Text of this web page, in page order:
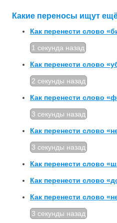
Какие переносы ищут
Как перенести слово
1 секунда назад
Как перенести слово
2 секунды назад
Как перенести слово
3 секунды назад
Как перенести слово
3 секунды назад
Как перенести слово
Как перенести слово
Как перенести слово
3 секунды назад